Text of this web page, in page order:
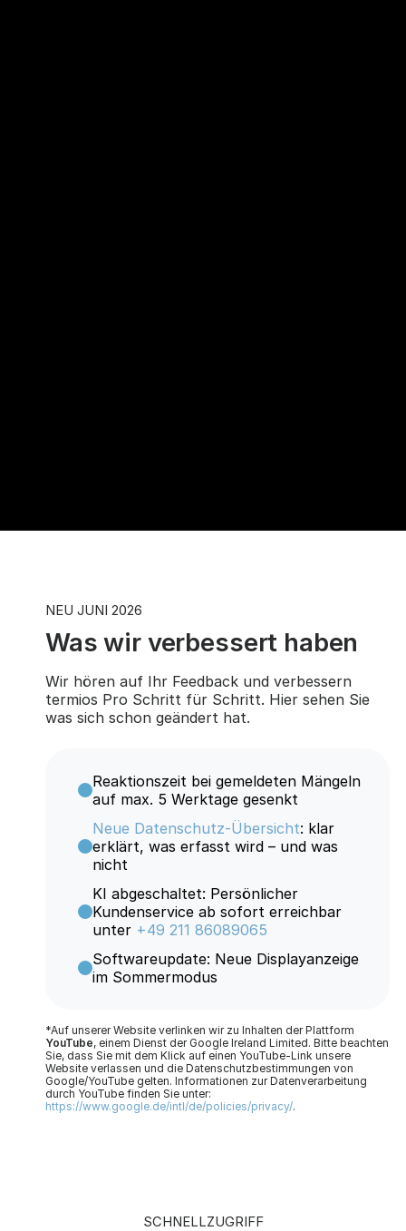
NEU JUNI 2026
Was wir verbessert haben
Wir hören auf Ihr Feedback und verbessern
termios Pro Schritt für Schritt. Hier sehen Sie
was sich schon geändert hat.
Reaktionszeit bei gemeldeten Mängeln
auf max. 5 Werktage gesenkt
Neue Datenschutz-Übersicht: klar
erklärt, was erfasst wird – und was
nicht
KI abgeschaltet: Persönlicher
Kundenservice ab sofort erreichbar
unter +49 211 86089065
Softwareupdate: Neue Displayanzeige
im Sommermodus
*Auf unserer Website verlinken wir zu Inhalten der Plattform
YouTube, einem Dienst der Google Ireland Limited. Bitte beachten
Sie, dass Sie mit dem Klick auf einen YouTube-Link unsere
Website verlassen und die Datenschutzbestimmungen von
Google/YouTube gelten. Informationen zur Datenverarbeitung
durch YouTube finden Sie unter:
https://www.google.de/intl/de/policies/privacy/.
SCHNELLZUGRIFF